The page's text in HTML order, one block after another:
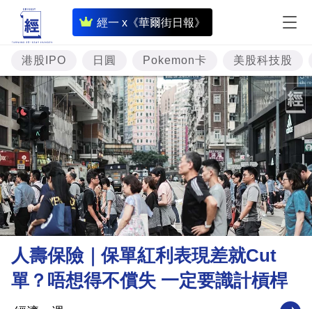
經一 x《華爾街日報》
即
時
財
經
專
題
投
資
樓
市
理
商
港股IPO 日圓 Pokemon卡 美股科技股
人壽保險｜保單紅利表現差就Cut
單？唔想得不償失 一定要識計槓桿